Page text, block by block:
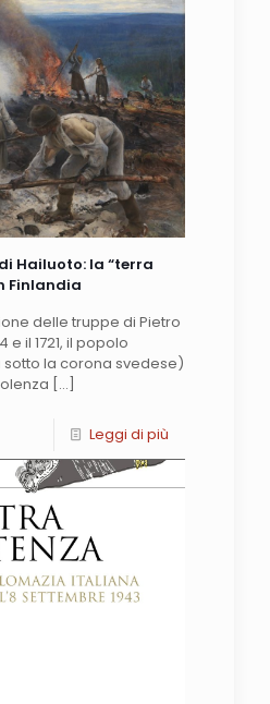
Hailuoto: la “terra
Finlandia
delle truppe di Pietro
e il 1721, il popolo
la corona svedese)
[…]
Leggi di più